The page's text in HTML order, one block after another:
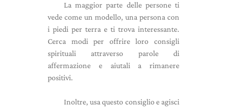
La maggior parte delle persone ti
vede come un modello, una persona con
i piedi per terra e ti trova interessante.
Cerca modi per offrire loro consigli
spirituali attraverso parole di
affermazione e aiutali a rimanere
positivi.
Inoltre, usa questo consiglio e agisci